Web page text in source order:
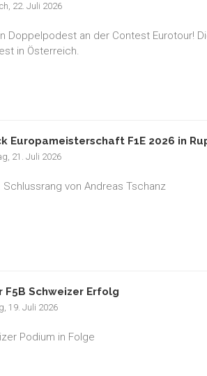
22. Juli 2026
Doppelpodest an der Contest Eurotour!
in Österreich.
Europameisterschaft F1E 2026 in
21. Juli 2026
Schlussrang von Andreas Tschanz
F5B Schweizer Erfolg
19. Juli 2026
Podium in Folge